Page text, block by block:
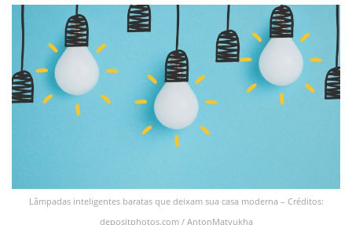
Lâmpadas inteligentes baratas que deixam sua casa moderna – Créditos:
depositphotos.com / AntonMatyukha